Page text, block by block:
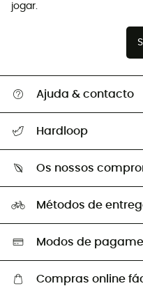
jogar.
Ajuda & contacto
Guia de tamanhos
Trocas & Devoluções
Hardloop
Os nossos embaixadores
Os nossos
Seleção eco-responsável
Métodos de
Modos de
Compras online